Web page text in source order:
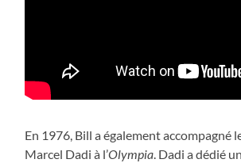
En 1976, Bill a également accompagné
Marcel Dadi à l’Olympia. Dadi a dédié